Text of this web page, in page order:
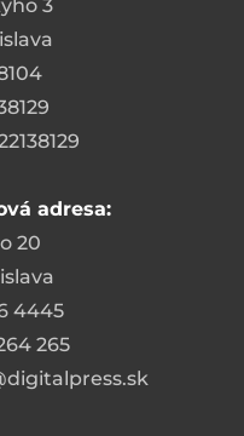
3
adresa:
20
4445
265